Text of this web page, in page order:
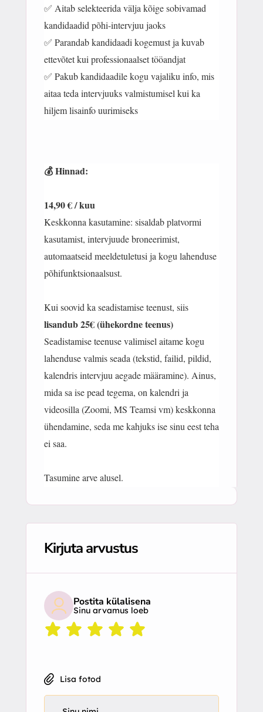
✅ Aitab selekteerida välja kõige sobivamad
kandidaadid põhi-intervjuu jaoks
✅ Parandab kandidaadi kogemust ja kuvab
ettevõtet kui professionaalset tööandjat
✅ Pakub kandidaadile kogu vajaliku info, mis
aitaa teda intervjuuks valmistumisel kui ka
hiljem lisainfo uurimiseks
💰 Hinnad:
14,90 € / kuu
Keskkonna kasutamine: sisaldab platvormi
kasutamist, intervjuude broneerimist,
automaatseid meeldetuletusi ja kogu lahenduse
põhifunktsionaalsust.
Kui soovid ka seadistamise teenust, siis
lisandub 25€ (ühekordne teenus)
Seadistamise teenuse valimisel aitame kogu
lahenduse valmis seada (tekstid, failid, pildid,
kalendris intervjuu aegade määramine). Ainus,
mida sa ise pead tegema, on kalendri ja
videosilla (Zoomi, MS Teamsi vm) keskkonna
ühendamine, seda me kahjuks ise sinu eest teha
ei saa.
Tasumine arve alusel.
Kirjuta arvustus
Postita külalisena
Sinu arvamus loeb
Lisa fotod